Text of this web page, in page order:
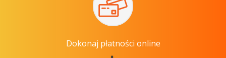
Dokonaj płatności online